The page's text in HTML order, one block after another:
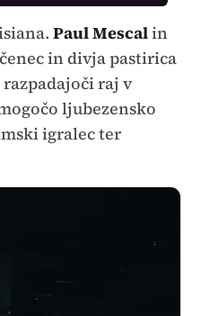
Paul Mescalin
in divja pastirica
raj v
ljubezensko
igralec ter